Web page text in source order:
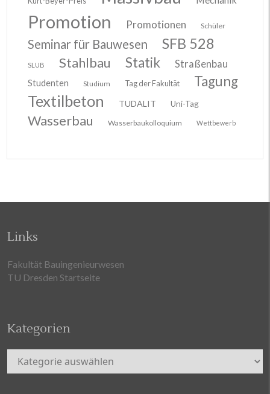
Promotion Promotionen Schüler
Seminar für Bauwesen SFB 528
SLUB Stahlbau Statik Straßenbau
Studenten Studium Tag der Fakultät Tagung
Textilbeton TUDALIT Uni-Tag
Wasserbau Wasserbaukolloquium Wettbewerb
Links
Fakultät Bauingenieurwesen
TU Dresden Startseite
Kategorien
Kategorien